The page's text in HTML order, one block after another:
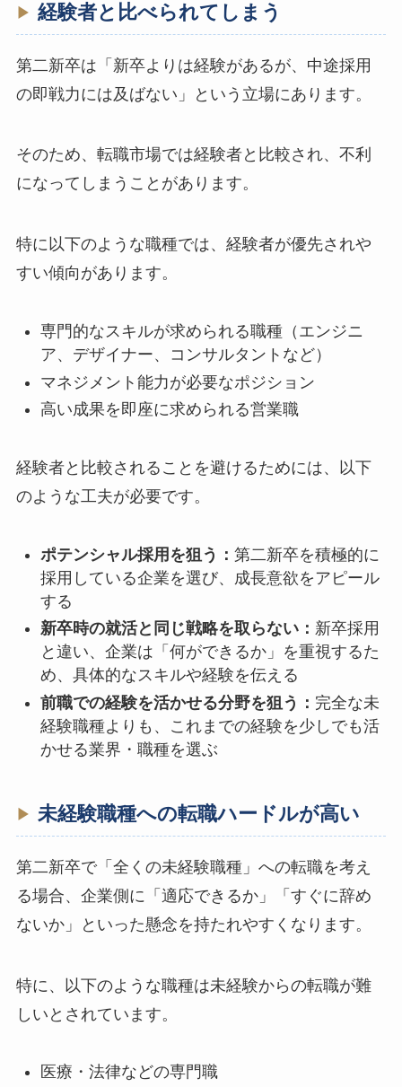
経験者と比べられてしまう
第二新卒は「新卒よりは経験があるが、中途採用
の即戦力には及ばない」という立場にあります。
そのため、転職市場では経験者と比較され、不利
になってしまうことがあります。
特に以下のような職種では、経験者が優先されや
すい傾向があります。
専門的なスキルが求められる職種（エンジニ
ア、デザイナー、コンサルタントなど）
マネジメント能力が必要なポジション
高い成果を即座に求められる営業職
経験者と比較されることを避けるためには、以下
のような工夫が必要です。
ポテンシャル採用を狙う： 第二新卒を積極的に
採用している企業を選び、成長意欲をアピール
する
新卒時の就活と同じ戦略を取らない： 新卒採用
と違い、企業は「何ができるか」を重視するた
め、具体的なスキルや経験を伝える
前職での経験を活かせる分野を狙う： 完全な未
経験職種よりも、これまでの経験を少しでも活
かせる業界・職種を選ぶ
未経験職種への転職ハードルが高い
第二新卒で「全くの未経験職種」への転職を考え
る場合、企業側に「適応できるか」「すぐに辞め
ないか」といった懸念を持たれやすくなります。
特に、以下のような職種は未経験からの転職が難
しいとされています。
医療・法律などの専門職